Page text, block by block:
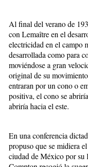
Al final del verano de
con Lemaître en el
electricidad en el campo
desarrollada como para
moviéndose a gran
original de su
entraran por un cono o
positiva, el cono se
abriría hacia el este.
En una conferencia
propuso que se midiera
ciudad de México por su